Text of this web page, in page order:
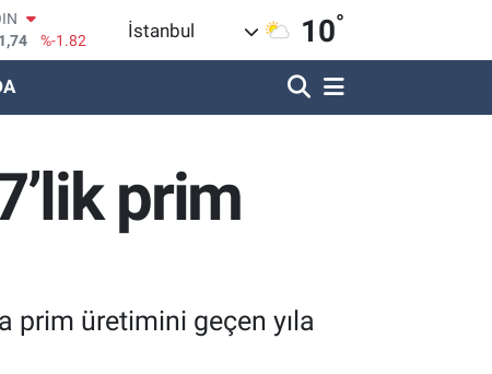
%0.02
%0.19
İstanbul 10°
prim
prim üretimini geçen yıla